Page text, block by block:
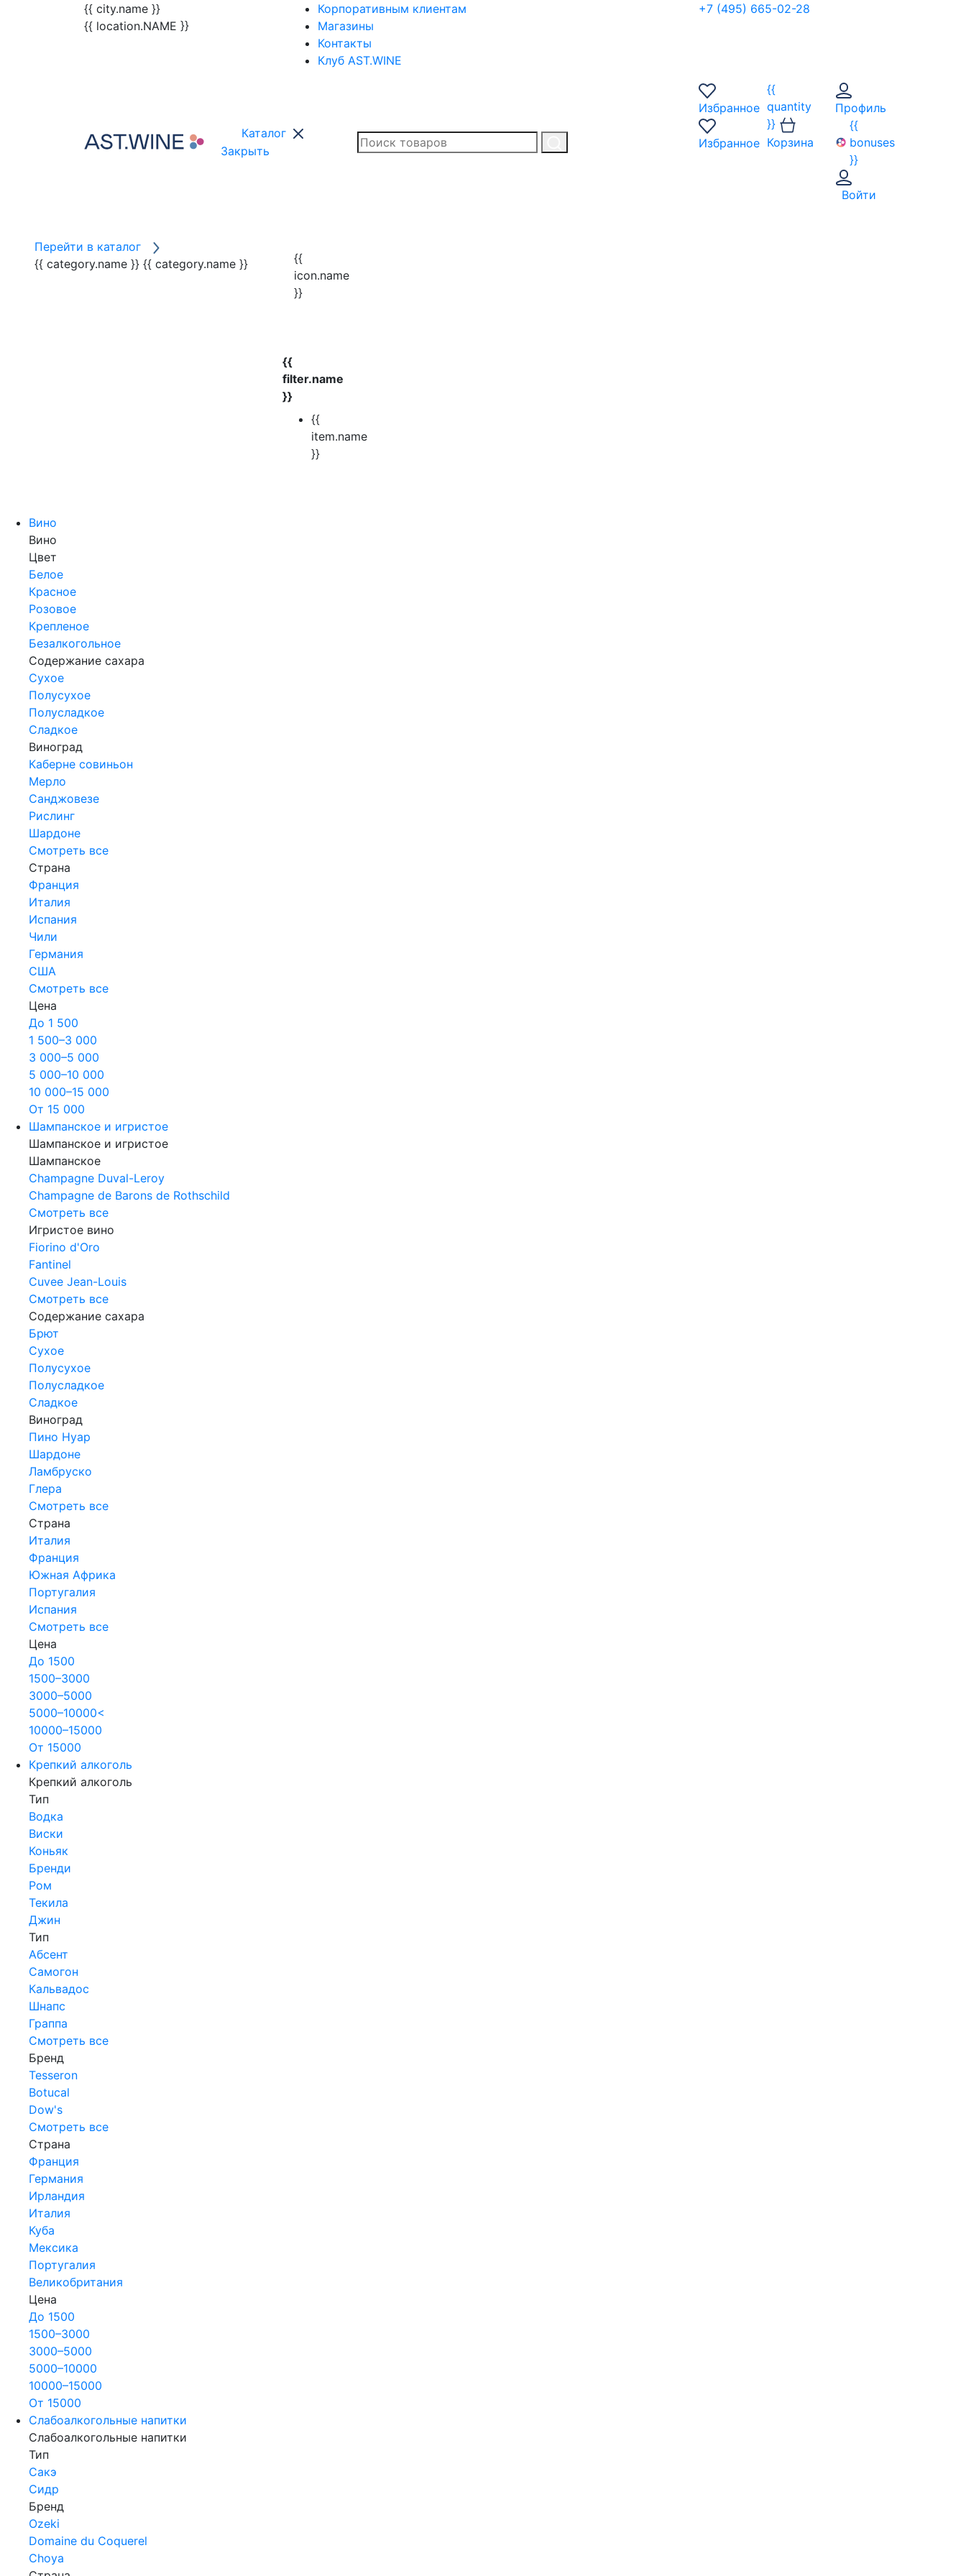
{{ city.name }}
{{ location.NAME }}
Корпоративным клиентам
Магазины
Контакты
Клуб AST.WINE
+7 (495) 665-02-28
Каталог
Закрыть
Избранное
Избранное
{{
quantity
}}
Корзина
Профиль
{{
bonuses
}}
Войти
Перейти в каталог
{{ category.name }} {{ category.name }}
{{
icon.name
}}
{{
filter.name
}}
{{
item.name
}}
Вино
Вино
Цвет
Белое
Красное
Розовое
Крепленое
Безалкогольное
Содержание сахара
Сухое
Полусухое
Полусладкое
Сладкое
Виноград
Каберне совиньон
Мерло
Санджовезе
Рислинг
Шардоне
Смотреть все
Страна
Франция
Италия
Испания
Чили
Германия
США
Смотреть все
Цена
До 1 500
1 500–3 000
3 000–5 000
5 000–10 000
10 000–15 000
От 15 000
Шампанское и игристое
Шампанское и игристое
Шампанское
Champagne Duval-Leroy
Champagne de Barons de Rothschild
Смотреть все
Игристое вино
Fiorino d'Oro
Fantinel
Cuvee Jean-Louis
Смотреть все
Содержание сахара
Брют
Сухое
Полусухое
Полусладкое
Сладкое
Виноград
Пино Нуар
Шардоне
Ламбруско
Глера
Смотреть все
Страна
Италия
Франция
Южная Африка
Португалия
Испания
Смотреть все
Цена
До 1500
1500–3000
3000–5000
5000–10000<
10000–15000
От 15000
Крепкий алкоголь
Крепкий алкоголь
Тип
Водка
Виски
Коньяк
Бренди
Ром
Текила
Джин
Тип
Абсент
Самогон
Кальвадос
Шнапс
Граппа
Смотреть все
Бренд
Tesseron
Botucal
Dow's
Смотреть все
Страна
Франция
Германия
Ирландия
Италия
Куба
Мексика
Португалия
Великобритания
Цена
До 1500
1500–3000
3000–5000
5000–10000
10000–15000
От 15000
Слабоалкогольные напитки
Слабоалкогольные напитки
Тип
Сакэ
Сидр
Бренд
Ozeki
Domaine du Coquerel
Choya